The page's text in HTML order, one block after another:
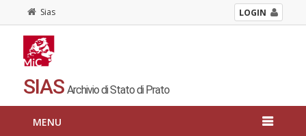
Sias LOGIN
SIAS Archivio di Stato di Prato
MENU